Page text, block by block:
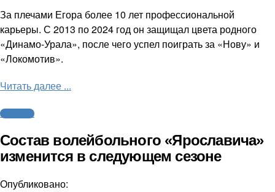
За плечами Егора более 10 лет профессиональной
карьеры. С 2013 по 2024 год он защищал цвета родного
«Динамо-Урала», после чего успел поиграть за «Нову» и
«Локомотив».
Читать далее ...
Волейбол
Состав волейбольного «Ярославича»
изменится в следующем сезоне
Опубликовано: